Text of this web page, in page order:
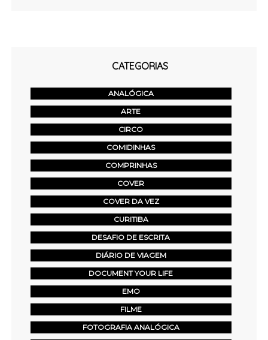
CATEGORIAS
ANALÓGICA
ARTE
CIRCO
COMIDINHAS
COMPRINHAS
COVER
COVER DA VEZ
CURITIBA
DESAFIO DE ESCRITA
DIÁRIO DE VIAGEM
DOCUMENT YOUR LIFE
EMO
FILME
FOTOGRAFIA ANALÓGICA